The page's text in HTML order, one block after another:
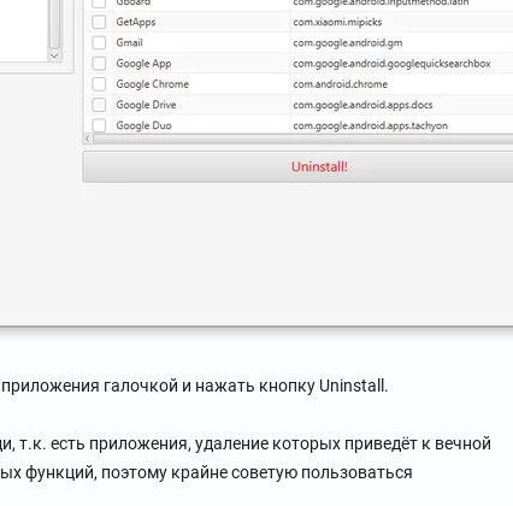
галочкой и нажать кнопку Uninstall.
т.к. есть приложения, удаление которых приведёт к вечной
функций, поэтому крайне советую пользоваться